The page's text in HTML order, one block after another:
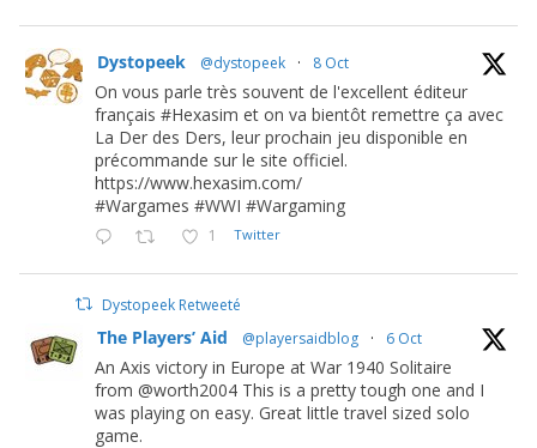
Dystopeek @dystopeek · 8 Oct
On vous parle très souvent de l'excellent éditeur
français #Hexasim et on va bientôt remettre ça avec
La Der des Ders, leur prochain jeu disponible en
précommande sur le site officiel.
https://www.hexasim.com/
#Wargames #WWI #Wargaming
1 Twitter
Dystopeek Retweeté
The Players’ Aid @playersaidblog · 6 Oct
An Axis victory in Europe at War 1940 Solitaire
from @worth2004 This is a pretty tough one and I
was playing on easy. Great little travel sized solo
game.